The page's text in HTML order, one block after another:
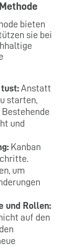
bieten
sie bei
Anstatt
starten,
und
Kanban
um
und Rollen:
auf den